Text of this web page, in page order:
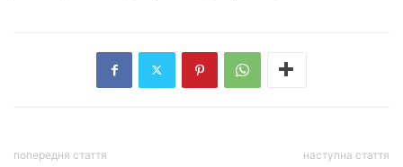
попередня стаття наступна стаття